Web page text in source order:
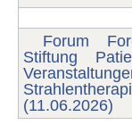
Forum
Stiftung
(11.06.2026)